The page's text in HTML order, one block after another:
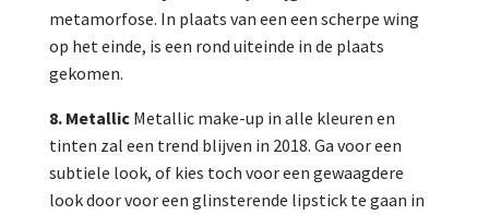
metamorfose. In plaats van een een scherpe wing
op het einde, is een rond uiteinde in de plaats
gekomen.
8. MetallicMetallic make-up in alle kleuren en
tinten zal een trend blijven in 2018. Ga voor een
subtiele look, of kies toch voor een gewaagdere
look door voor een glinsterende lipstick te gaan in